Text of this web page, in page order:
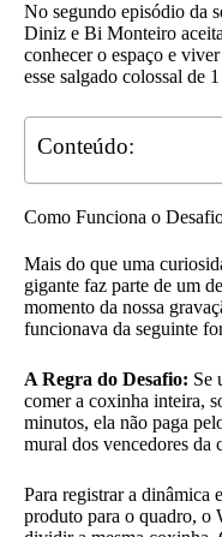
No segundo episódio da
Diniz e Bi Monteiro
conhecer o espaço e
esse salgado colossal de
Conteúdo:
Como Funciona o
Mais do que uma
gigante faz parte de um
momento da nossa
funcionava da seguinte
A Regra do Desafio: Se
comer a coxinha inteira,
minutos, ela não paga
mural dos vencedores da
Para registrar a dinâmica
produto para o quadro, o